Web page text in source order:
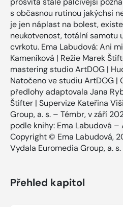
s občasnou rutinou jakýchsi
je jen náplast na bolest,
neukotvenost, totální samotu
cvrkotu. Ema Labudová: Ani
Kameníková | Režie Marek
mastering studio ArtDOG |
Natočeno ve studiu ArtDOG |
předlohy adaptovala Jana
Štifter | Supervize Kateřina
Group, a. s. – Témbr, v září
podle knihy: Ema Labudová
Copyright © Ema Labudová,
Vydala Euromedia Group, a.
Přehled kapitol